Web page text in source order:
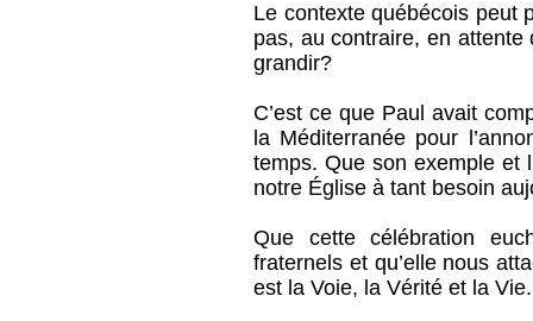
Le contexte québécois peut
pas, au contraire, en attente
grandir?
C’est ce que Paul avait
la Méditerranée pour
temps. Que son exemple et
notre Église à tant besoin
Que cette célébration
fraternels et qu’elle nous
est la Voie, la Vérité et la Vie.